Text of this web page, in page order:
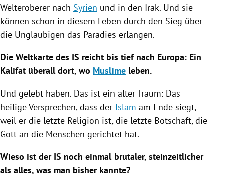
Welteroberer nach Syrien und in den Irak. Und sie
können schon in diesem Leben durch den Sieg über
die Ungläubigen das Paradies erlangen.
Die Weltkarte des IS reicht bis tief nach Europa: Ein
Kalifat überall dort, wo Muslime leben.
Und gelebt haben. Das ist ein alter Traum: Das
heilige Versprechen, dass der Islam am Ende siegt,
weil er die letzte Religion ist, die letzte Botschaft, die
Gott an die Menschen gerichtet hat.
Wieso ist der IS noch einmal brutaler, steinzeitlicher
als alles, was man bisher kannte?